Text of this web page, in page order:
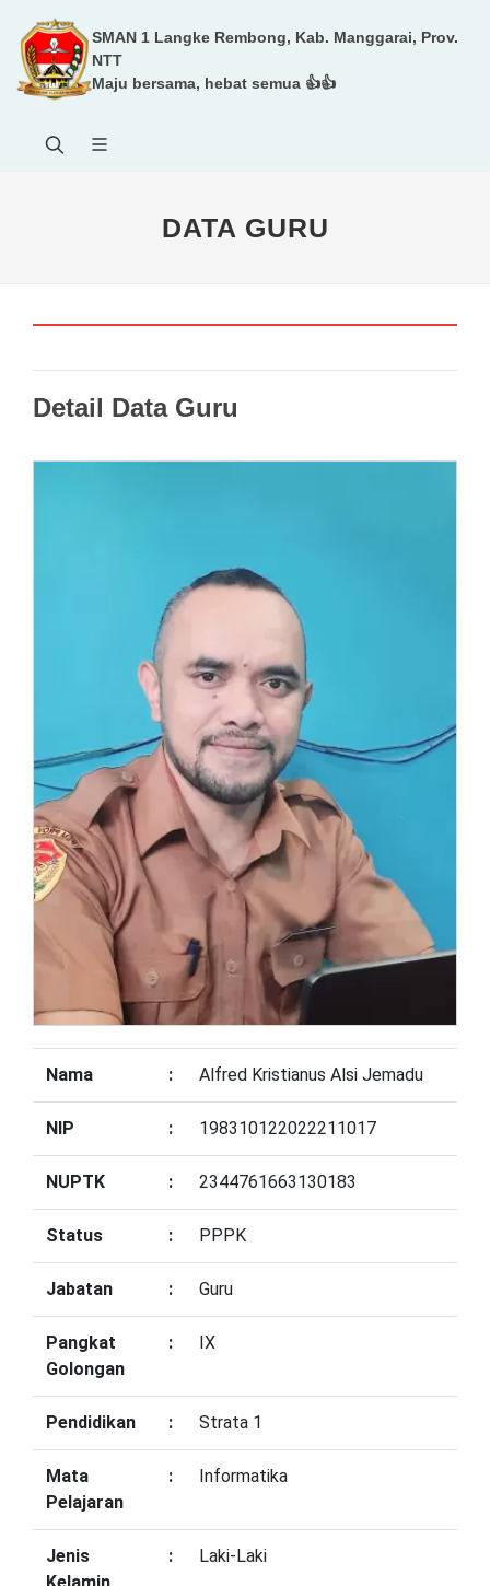
SMAN 1 Langke Rembong, Kab. Manggarai, Prov.
NTT
Maju bersama, hebat semua 👍👍
DATA GURU
Detail Data Guru
Nama : Alfred Kristianus Alsi Jemadu
NIP : 198310122022211017
NUPTK : 2344761663130183
Status : PPPK
Jabatan : Guru
Pangkat
Golongan
: IX
Pendidikan : Strata 1
Mata
Pelajaran
: Informatika
Jenis
Kelamin
: Laki-Laki